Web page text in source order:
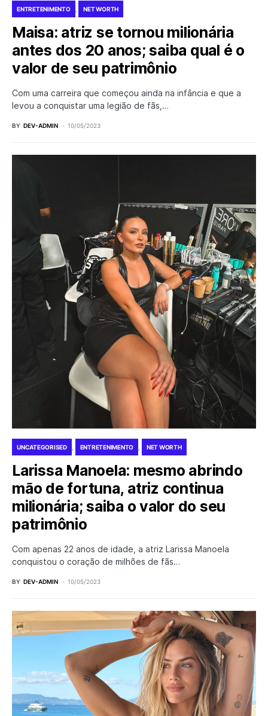
ENTRETENIMENTO NET WORTH
Maisa: atriz se tornou milionária
antes dos 20 anos; saiba qual é o
valor de seu patrimônio
Com uma carreira que começou ainda na infância e que a
levou a conquistar uma legião de fãs,…
BY DEV-ADMIN 10/05/2023
UNCATEGORISED ENTRETENIMENTO NET WORTH
Larissa Manoela: mesmo abrindo
mão de fortuna, atriz continua
milionária; saiba o valor do seu
patrimônio
Com apenas 22 anos de idade, a atriz Larissa Manoela
conquistou o coração de milhões de fãs…
BY DEV-ADMIN 10/05/2023